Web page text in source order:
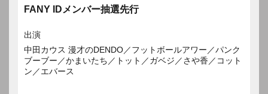
FANY IDメンバー抽選先行
出演
中田カウス 漫才のDENDO／フットボールアワー／パンク
ブーブー／かまいたち／トット／ガベジ／さや香／コット
ン／エバース